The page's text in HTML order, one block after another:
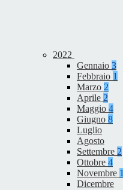
2022
Gennaio 3
Febbraio 1
Marzo 2
Aprile 2
Maggio 4
Giugno 8
Luglio
Agosto
Settembre 2
Ottobre 4
Novembre 1
Dicembre